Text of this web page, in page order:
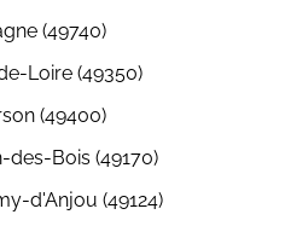
(49740)
Loire (49350)
(49400)
Bois (49170)
d'Anjou (49124)